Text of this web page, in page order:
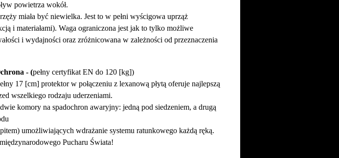
powietrza wokół.
miała być niewielka. Jest to w pełni wyścigowa uprząż
i materiałami). Waga ograniczona jest jak to tylko możliwe
i wydajności oraz zróżnicowana w zależności od przeznaczenia
- (pełny certyfikat EN do 120 [kg])
17 [cm] protektor w połączeniu z lexanową płytą oferuje najlepszą
wszelkiego rodzaju uderzeniami.
komory na spadochron awaryjny: jedną pod siedzeniem, a drugą
umożliwiających wdrażanie systemu ratunkowego każdą ręką.
Pucharu Świata!